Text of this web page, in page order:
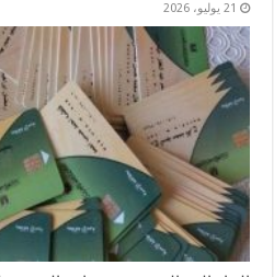
21 يوليو، 2026